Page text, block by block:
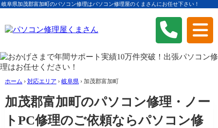
岐阜県加茂郡富加町のパソコン修理はパソコン修理屋のくまさんにお任せ下さい！
ホーム › 対応エリア › 岐阜県 › 加茂郡富加町
加茂郡富加町のパソコン修理・ノー
トPC修理のご依頼ならパソコン修